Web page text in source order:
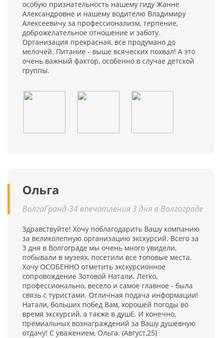
особую признательность нашему гиду Жанне
Александровне и нашему водителю Владимиру
Алексеевичу за профессионализм, терпение,
доброжелательное отношение и заботу.
Организация прекрасная, все продумано до
мелочей. Питание - выше всяческих похвал! А это
очень важный фактор, особенно в случае детской
группы.
Ольга
ВолгаГранд-34 впечатления 3 дня в Волгограде
Здравствуйте! Хочу поблагодарить Вашу компанию
за великолепную организацию экскурсий. Всего за
3 дня в Волгограде мы очень много увидели,
побывали в музеях, посетили все топовые места.
Хочу ОСОБЕННО отметить экскурсионное
сопровождение Зотовой Натали. Легко,
профессионально, весело и самое главное - была
связь с туристами. Отличная подача информации!
Натали, больших побед Вам, хорошей погоды во
время экскурсий, а также в душЕ. И конечно,
премиальных вознаграждений за Вашу душевную
отдачу! С уважением, Ольга. (Август,25)